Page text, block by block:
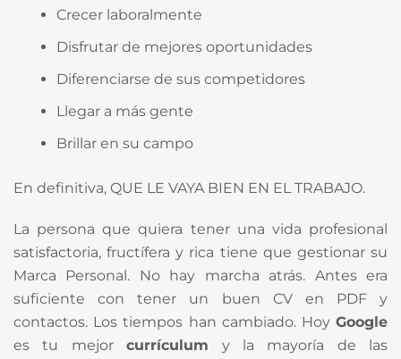
Crecer laboralmente
Disfrutar de mejores oportunidades
Diferenciarse de sus competidores
Llegar a más gente
Brillar en su campo
En definitiva, QUE LE VAYA BIEN EN EL TRABAJO.
La persona que quiera tener una vida profesional
satisfactoria, fructífera y rica tiene que gestionar su
Marca Personal. No hay marcha atrás. Antes era
suficiente con tener un buen CV en PDF y
contactos. Los tiempos han cambiado. Hoy Google
es tu mejorcurrículum y la mayoría de las